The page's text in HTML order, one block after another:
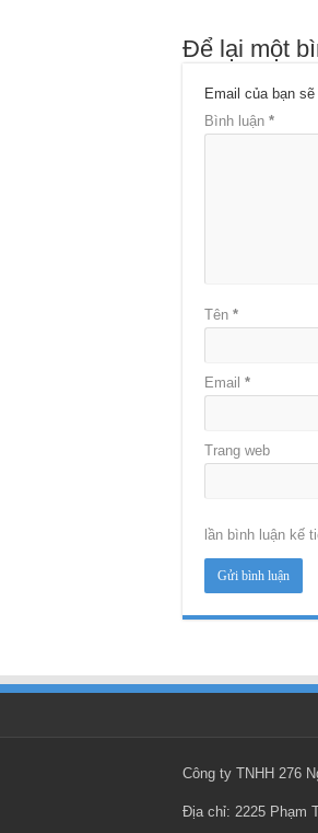
Để lại một
Email của bạn
Bình luận *
Tên *
Email *
Trang web
lần bình luận kế
Công ty TNHH 276
Địa chỉ: 2225 Phạm